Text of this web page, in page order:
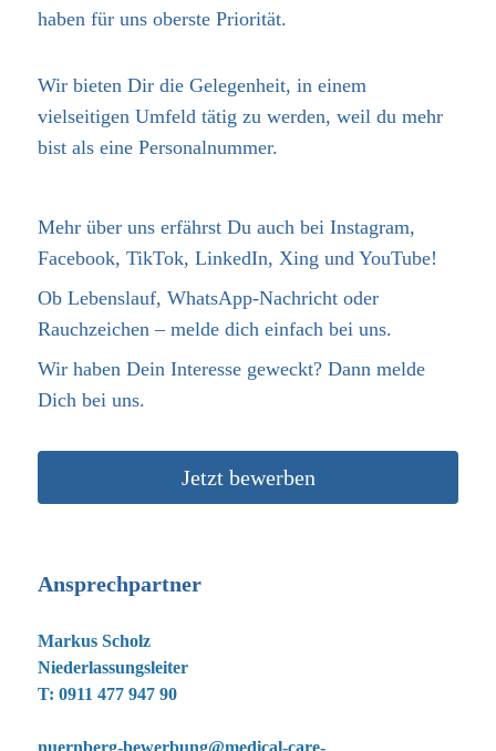
haben für uns oberste Priorität.
Wir bieten Dir die Gelegenheit, in einem
vielseitigen Umfeld tätig zu werden, weil du mehr
bist als eine Personalnummer.
Mehr über uns erfährst Du auch bei Instagram,
Facebook, TikTok, LinkedIn, Xing und YouTube!
Ob Lebenslauf, WhatsApp-Nachricht oder
Rauchzeichen – melde dich einfach bei uns.
Wir haben Dein Interesse geweckt? Dann melde
Dich bei uns.
Jetzt bewerben
Ansprechpartner
Markus Scholz
Niederlassungsleiter
T: 0911 477 947 90
nuernberg-bewerbung@medical-care-